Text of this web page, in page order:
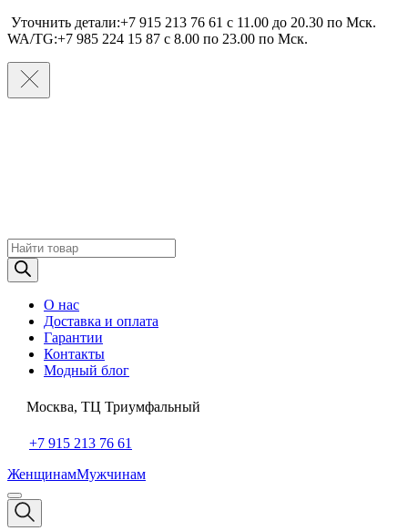
Уточнить детали:+7 915 213 76 61 c 11.00 до 20.30 по Мcк.
WA/TG:+7 985 224 15 87 c 8.00 по 23.00 по Мcк.
Поиск
товаров
О нас
Доставка и оплата
Гарантии
Контакты
Модный блог
Москва, ТЦ Триумфальный
+7 915 213 76 61
ЖенщинамМужчинам